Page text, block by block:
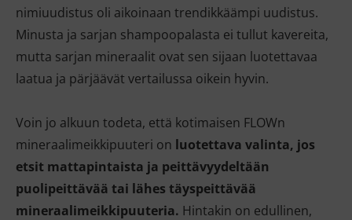
nimiuudistus oli aikoinaan trendikkäämpi uudistus.
Minusta ja sarjan shampoopalasta ei tullut kavereita,
mutta sarjan mineraalit ovat sen sijaan luotettavaa
laatua ja pärjäävät vertailussa oikein hyvin.
Voin jo alkuun todeta, että kotimaisen FLOWn
mineraalimeikkipuuteri on luotettava valinta, jos
etsit mattapintaista ja peittävyydeltään
puolipeittävää tai lähes täyspeittävää
mineraalimeikkipuuteria. Hintakin on edullinen,